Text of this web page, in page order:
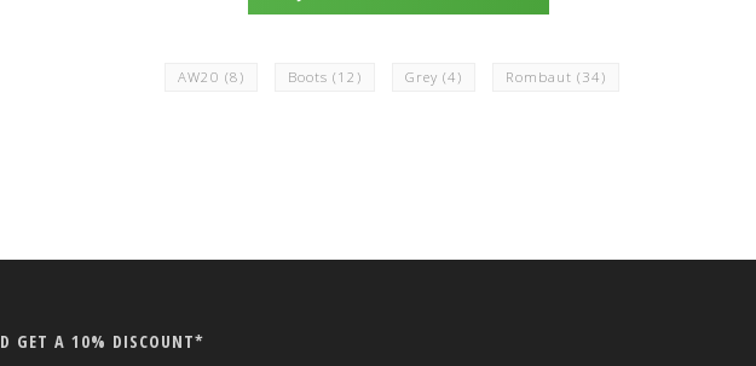
AW20(8) Boots(12) Grey(4) Rombaut(34)
GET A 10% DISCOUNT*